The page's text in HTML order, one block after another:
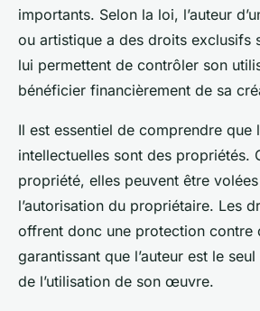
importants. Selon la loi, l’auteur
ou artistique a des droits exclusifs
lui permettent de contrôler son
bénéficier financièrement de sa
Il est essentiel de comprendre
intellectuelles sont des propriétés.
propriété, elles peuvent être
l’autorisation du propriétaire. Les
offrent donc une protection contre
garantissant que l’auteur est le
de l’utilisation de son œuvre.